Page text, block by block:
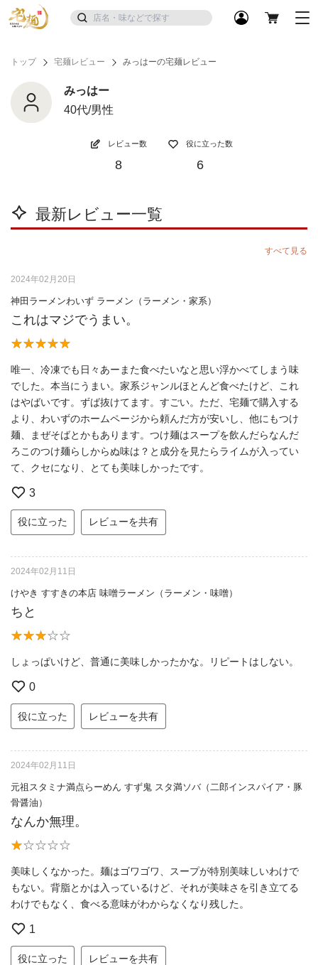
トップ 宅麺レビュー みっはーの宅麺レビュー
みっはー
40代/男性
レビュー数
8
役に立った数
6
最新レビュー一覧
すべて見る
2024年02月20日
神田ラーメンわいず ラーメン（ラーメン・家系）
これはマジでうまい。
唯一、冷凍でも日々あーまた食べたいなと思い浮かべてしまう味
でした。本当にうまい。家系ジャンルほとんど食べたけど、これ
はやばいです。ずば抜けてます。すごい。ただ、宅麺で購入する
より、わいずのホームページから頼んだ方が安いし、他にもつけ
麺、まぜそばとかもあります。つけ麺はスープを飲んだらなんだ
ろこのつけ麺らしからぬ味は？と成分を見たらライムが入ってい
て、クセになり、とても美味しかったです。
3
役に立った レビューを共有
2024年02月11日
けやき すすきの本店 味噌ラーメン（ラーメン・味噌）
ちと
しょっぱいけど、普通に美味しかったかな。リピートはしない。
0
役に立った レビューを共有
2024年02月11日
元祖スタミナ満点らーめん すず鬼 スタ満ソバ（二郎インスパイア・豚
骨醤油）
なんか無理。
美味しくなかった。麺はゴワゴワ、スープが特別美味しいわけで
もない。背脂とかは入っているけど、それが美味さを引き立てる
わけでもなく、食べる意味がわからなくなり残した。
1
役に立った レビューを共有